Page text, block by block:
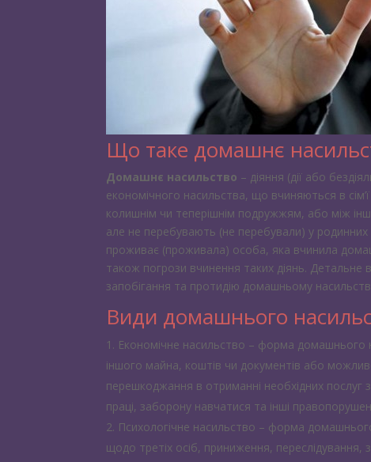
Що таке домашнє
Домашнє насильство – діяння (дії або
економічного насильства, що вчиняються в
колишнім чи теперішнім подружжям, або між
але не перебувають (не перебували) у
проживає (проживала) особа, яка вчинила
також погрози вчинення таких діянь. Детальне
запобігання та протидію домашньому
Види домашнього
Економічне насильство – форма домашнього
іншого майна, коштів чи документів або
перешкоджання в отриманні необхідних послуг
праці, заборону навчатися та інші
Психологічне насильство – форма
щодо третіх осіб, приниження,